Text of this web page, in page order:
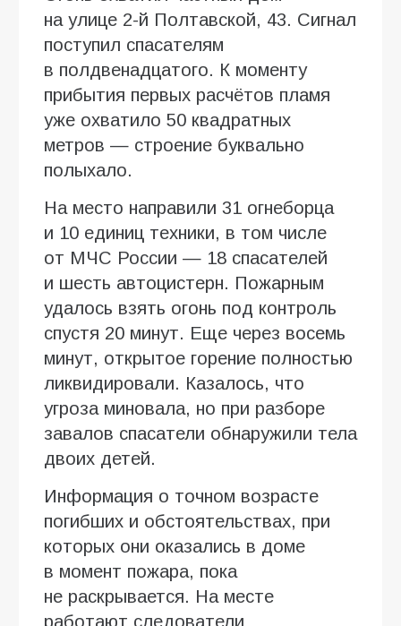
на улице 2-й Полтавской, 43. Сигнал
поступил спасателям
в полдвенадцатого. К моменту
прибытия первых расчётов пламя
уже охватило 50 квадратных
метров — строение буквально
полыхало.
На место направили 31 огнеборца
и 10 единиц техники, в том числе
от МЧС России — 18 спасателей
и шесть автоцистерн. Пожарным
удалось взять огонь под контроль
спустя 20 минут. Еще через восемь
минут, открытое горение полностью
ликвидировали. Казалось, что
угроза миновала, но при разборе
завалов спасатели обнаружили тела
двоих детей.
Информация о точном возрасте
погибших и обстоятельствах, при
которых они оказались в доме
в момент пожара, пока
не раскрывается. На месте
работают следователи